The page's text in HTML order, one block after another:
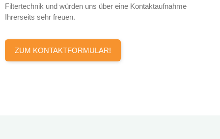
Filtertechnik und würden uns über eine Kontaktaufnahme
Ihrerseits sehr freuen.
ZUM KONTAKTFORMULAR!